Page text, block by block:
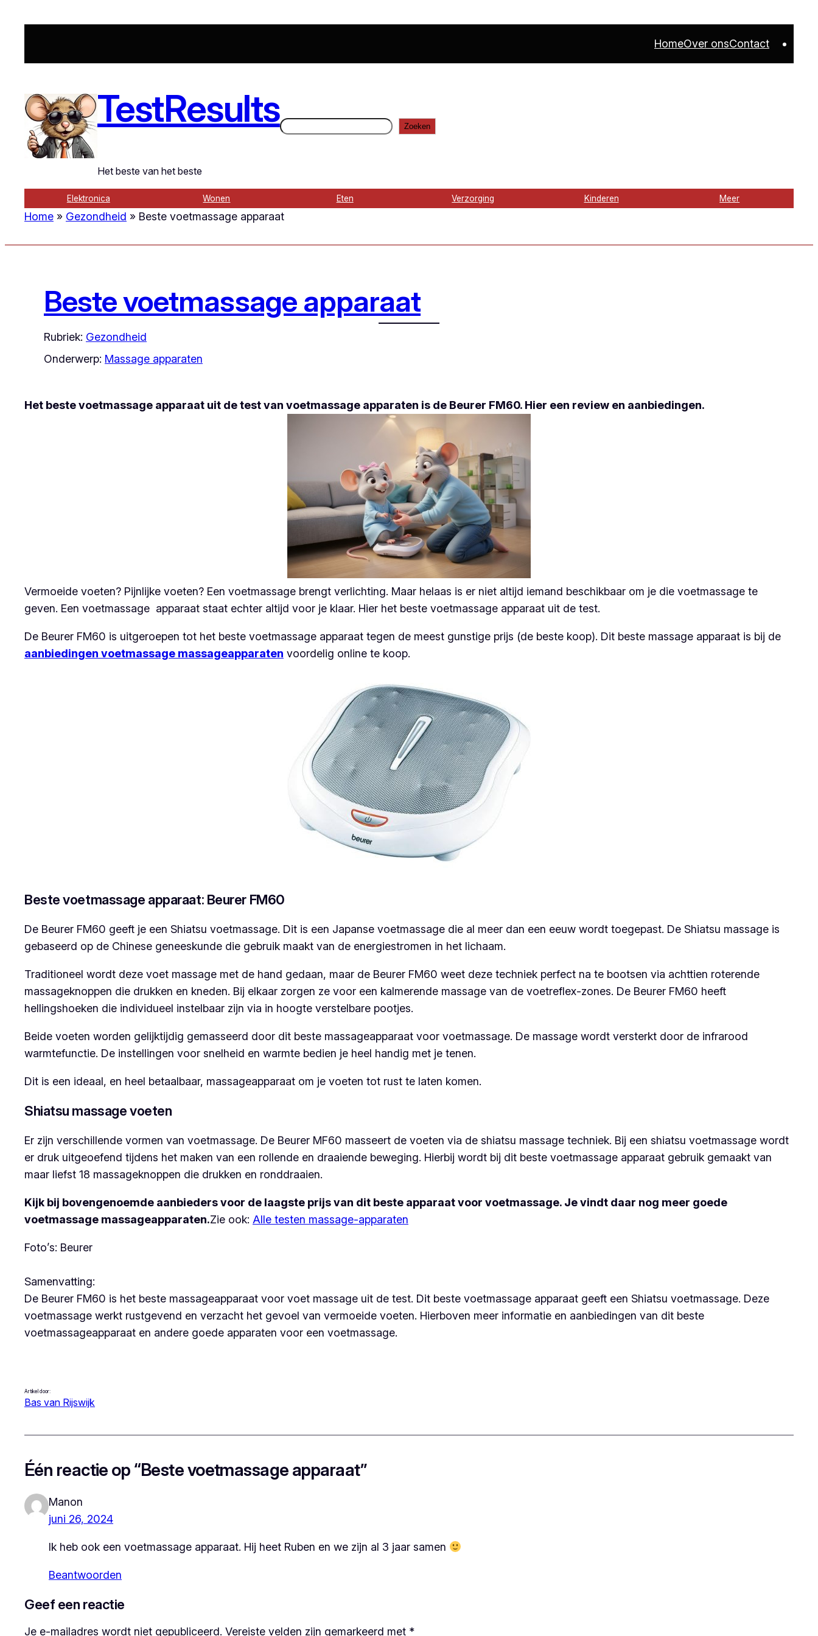
inhoud
HomeOver onsContact
TestResults
Het beste van het beste
Zoeken Zoeken
Elektronica Wonen Eten Verzorging Kinderen Meer
Home » Gezondheid » Beste voetmassage apparaat
Beste voetmassage apparaat
Rubriek: Gezondheid
Onderwerp: Massage apparaten
Het beste voetmassage apparaat uit de test van voetmassage apparaten is de Beurer FM60. Hier een review en aanbiedingen.
Vermoeide voeten? Pijnlijke voeten? Een voetmassage brengt verlichting. Maar helaas is er niet altijd iemand beschikbaar om je die voetmassage te
geven. Een voetmassage apparaat staat echter altijd voor je klaar. Hier het beste voetmassage apparaat uit de test.
De Beurer FM60 is uitgeroepen tot het beste voetmassage apparaat tegen de meest gunstige prijs (de beste koop). Dit beste massage apparaat is bij de
aanbiedingen voetmassage massageapparaten voordelig online te koop.
Beste voetmassage apparaat: Beurer FM60
De Beurer FM60 geeft je een Shiatsu voetmassage. Dit is een Japanse voetmassage die al meer dan een eeuw wordt toegepast. De Shiatsu massage is
gebaseerd op de Chinese geneeskunde die gebruik maakt van de energiestromen in het lichaam.
Traditioneel wordt deze voet massage met de hand gedaan, maar de Beurer FM60 weet deze techniek perfect na te bootsen via achttien roterende
massageknoppen die drukken en kneden. Bij elkaar zorgen ze voor een kalmerende massage van de voetreflex-zones. De Beurer FM60 heeft
hellingshoeken die individueel instelbaar zijn via in hoogte verstelbare pootjes.
Beide voeten worden gelijktijdig gemasseerd door dit beste massageapparaat voor voetmassage. De massage wordt versterkt door de infrarood
warmtefunctie. De instellingen voor snelheid en warmte bedien je heel handig met je tenen.
Dit is een ideaal, en heel betaalbaar, massageapparaat om je voeten tot rust te laten komen.
Shiatsu massage voeten
Er zijn verschillende vormen van voetmassage. De Beurer MF60 masseert de voeten via de shiatsu massage techniek. Bij een shiatsu voetmassage wordt
er druk uitgeoefend tijdens het maken van een rollende en draaiende beweging. Hierbij wordt bij dit beste voetmassage apparaat gebruik gemaakt van
maar liefst 18 massageknoppen die drukken en ronddraaien.
Kijk bij bovengenoemde aanbieders voor de laagste prijs van dit beste apparaat voor voetmassage. Je vindt daar nog meer goede
voetmassage massageapparaten.Zie ook: Alle testen massage-apparaten
Foto’s: Beurer
Samenvatting:
De Beurer FM60 is het beste massageapparaat voor voet massage uit de test. Dit beste voetmassage apparaat geeft een Shiatsu voetmassage. Deze
voetmassage werkt rustgevend en verzacht het gevoel van vermoeide voeten. Hierboven meer informatie en aanbiedingen van dit beste
voetmassageapparaat en andere goede apparaten voor een voetmassage.
Artikel door:
Bas van Rijswijk
Één reactie op “Beste voetmassage apparaat”
Manon
juni 26, 2024
Ik heb ook een voetmassage apparaat. Hij heet Ruben en we zijn al 3 jaar samen
Beantwoorden
Geef een reactie
Je e-mailadres wordt niet gepubliceerd. Vereiste velden zijn gemarkeerd met *